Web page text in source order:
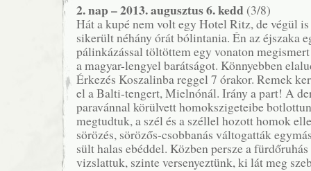
2. nap – 2013. augusztus 6. kedd (3/8)
Hát a kupé nem volt egy Hotel Ritz, de végül
sikerült néhány órát bólintania. Én az éjszaka
pálinkázással töltöttem egy vonaton
a magyar-lengyel barátságot. Könnyebben
Érkezés Koszalinba reggel 7 órakor. Remek
el a Balti-tengert, Mielnónál. Irány a part! A
paravánnal körülvett homokszigeteibe
megtudtuk, a szél és a széllel hozott homok
sörözés, sörözős-csobbanás váltogatták
sült halas ebéddel. Közben persze a
vizslattuk, szinte versenyeztünk, ki lát meg